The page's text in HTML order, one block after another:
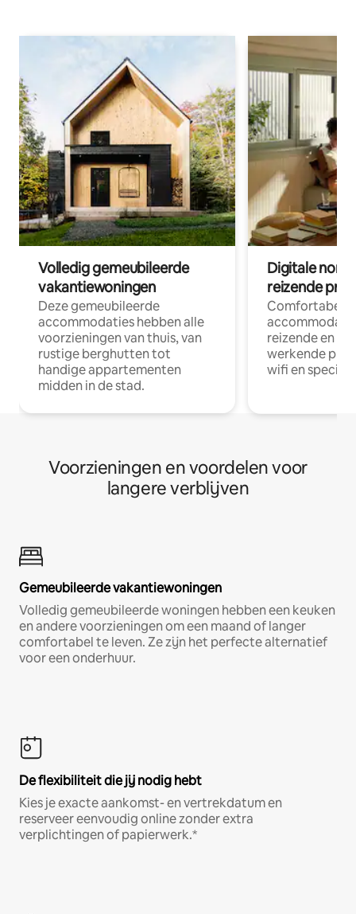
Volledig gemeubileerde
vakantiewoningen
Deze gemeubileerde
accommodaties hebben alle
voorzieningen van thuis, van
rustige berghutten tot
handige appartementen
midden in de stad.
Digitale
reizende
Comfortabele
reizende en
werkende
wifi en
Voorzieningen en voordelen voor
langere verblijven
Gemeubileerde vakantiewoningen
Volledig gemeubileerde woningen hebben een keuken
en andere voorzieningen om een maand of langer
comfortabel te leven. Ze zijn het perfecte alternatief
voor een onderhuur.
De flexibiliteit die jij nodig hebt
Kies je exacte aankomst- en vertrekdatum en
reserveer eenvoudig online zonder extra
verplichtingen of papierwerk.*